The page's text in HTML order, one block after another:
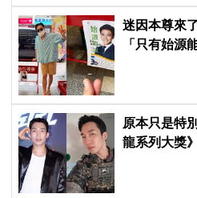
迷因本尊來
「只有始源
原本只是特
龍系列大獎